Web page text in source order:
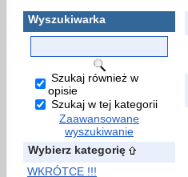
Wyszukiwarka
Szukaj również w
opisie
Szukaj w tej kategorii
Zaawansowane
wyszukiwanie
Wybierz kategorię
WKRÓTCE !!!